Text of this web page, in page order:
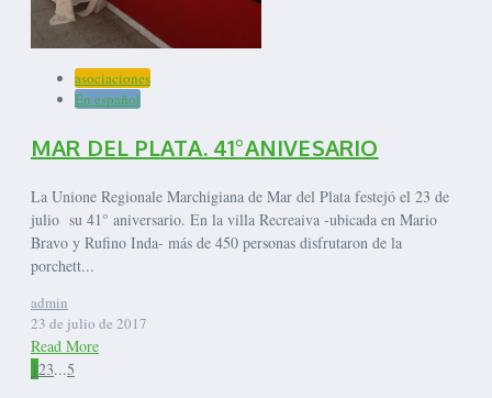
asociaciones
En español
MAR DEL PLATA. 41°ANIVESARIO
La Unione Regionale Marchigiana de Mar del Plata festejó el 23 de
julio su 41° aniversario. En la villa Recreaiva -ubicada en Mario
Bravo y Rufino Inda- más de 450 personas disfrutaron de la
porchett...
admin
23 de julio de 2017
Read More
123...5